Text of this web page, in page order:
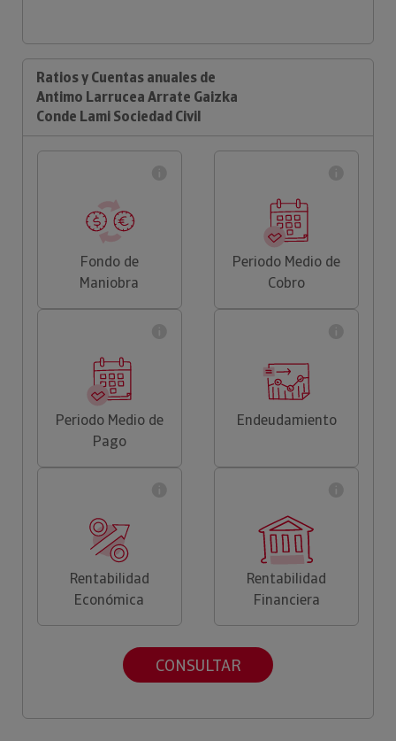
Ratios y Cuentas anuales de
Antimo Larrucea Arrate Gaizka
Conde Lami Sociedad Civil
Fondo de
Maniobra
Periodo Medio de
Cobro
Periodo Medio de
Pago
Endeudamiento
Rentabilidad
Económica
Rentabilidad
Financiera
CONSULTAR